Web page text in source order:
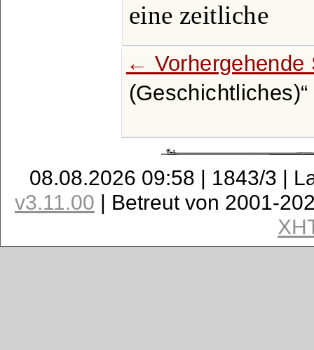
eine zeitliche
← Vorhergehende
(Geschichtliches)
08.08.2026 09:58 | 1843/3 |
v3.11.00 | Betreut von 2001-